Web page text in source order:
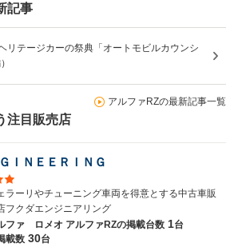
記事
リテージカーの祭典「オートモビルカウンシ
アルファRZの最新記事一覧
注目販売店
ＩＮＥＥＲＩＮＧ
ラーリやチューニング車両を得意とする中古車販
フクダエンジニアリング
ファ ロメオ アルファRZの掲載台数 1台
載数 30台